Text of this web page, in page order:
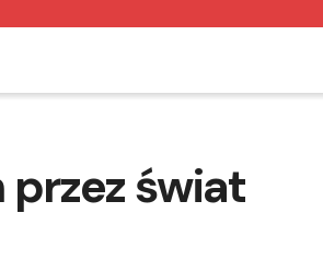
przez świat